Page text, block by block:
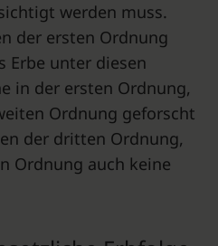
werden muss.
der ersten Ordnung
Erbe unter diesen
in der ersten Ordnung,
Ordnung geforscht
der dritten Ordnung,
Ordnung auch keine